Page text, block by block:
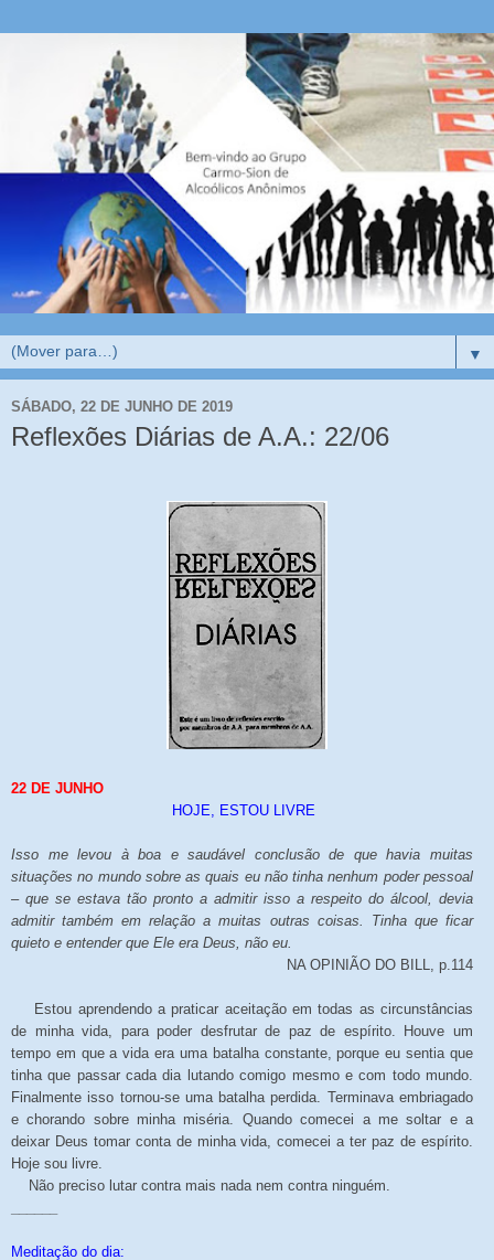
▼
SÁBADO, 22 DE JUNHO DE 2019
Reflexões Diárias de A.A.: 22/06
22 DE JUNHO
HOJE, ESTOU LIVRE
Isso me levou à boa e saudável conclusão de que havia muitas
situações no mundo sobre as quais eu não tinha nenhum poder pessoal
– que se estava tão pronto a admitir isso a respeito do álcool, devia
admitir também em relação a muitas outras coisas. Tinha que ficar
quieto e entender que Ele era Deus, não eu.
NA OPINIÃO DO BILL, p.114
Estou aprendendo a praticar aceitação em todas as circunstâncias
de minha vida, para poder desfrutar de paz de espírito. Houve um
tempo em que a vida era uma batalha constante, porque eu sentia que
tinha que passar cada dia lutando comigo mesmo e com todo mundo.
Finalmente isso tornou-se uma batalha perdida. Terminava embriagado
e chorando sobre minha miséria. Quando comecei a me soltar e a
deixar Deus tomar conta de minha vida, comecei a ter paz de espírito.
Hoje sou livre.
Não preciso lutar contra mais nada nem contra ninguém.
Meditação do dia: